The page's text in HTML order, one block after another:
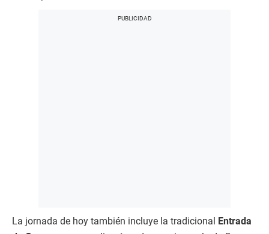
La jornada de hoy también incluye la tradicional
Entrada